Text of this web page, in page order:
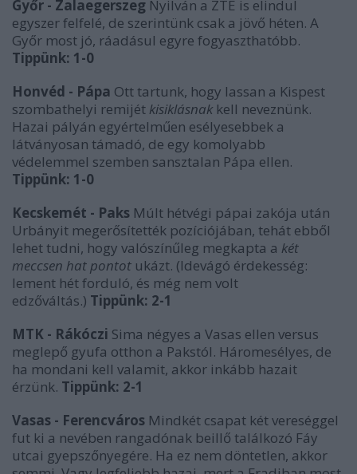
Győr - Zalaegerszeg Nyilván a ZTE is elindul
egyszer felfelé, de szerintünk csak a jövő héten. A
Győr most jó, ráadásul egyre fogyaszthatóbb.
Tippünk: 1-0
Honvéd - Pápa Ott tartunk, hogy lassan a Kispest
szombathelyi remijét kisiklásnak kell neveznünk.
Hazai pályán egyértelműen esélyesebbek a
látványosan támadó, de egy komolyabb
védelemmel szemben sansztalan Pápa ellen.
Tippünk: 1-0
Kecskemét - Paks Múlt hétvégi pápai zakója után
Urbányit megerősítették pozíciójában, tehát ebből
lehet tudni, hogy valószínűleg megkapta a két
meccsen hat pontot ukázt. (Idevágó érdekesség:
lement hét forduló, és még nem volt
edzőváltás.) Tippünk: 2-1
MTK - Rákóczi Sima négyes a Vasas ellen versus
meglepő gyufa otthon a Pakstól. Háromesélyes, de
ha mondani kell valamit, akkor inkább hazait
érzünk. Tippünk: 2-1
Vasas - Ferencváros Mindkét csapat két vereséggel
fut ki a nevében rangadónak beillő találkozó Fáy
utcai gyepszőnyegére. Ha ez nem döntetlen, akkor